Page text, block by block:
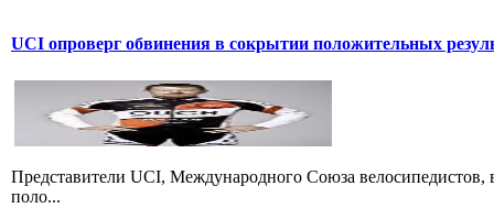
UCI опроверг обвинения в сокрытии положительных
Представители UCI, Международного Союза
поло...